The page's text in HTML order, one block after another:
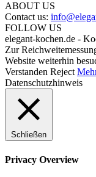
ABOUT US
Contact us:
FOLLOW US
elegant-kochen.de -
Zur
Website weiterhin
Verstanden Reject
Datenschutzhinweis
Schließen
Privacy Overview